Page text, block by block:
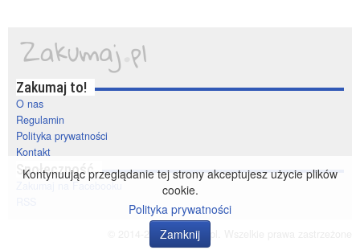
Zakumaj to!
O nas
Regulamin
Polityka prywatności
Kontakt
Społeczność
Zakumaj na Facebooku
© 2014-2020 zakumaj.pl. Wszelkie prawa zastrzeżone
Kontynuując przeglądanie tej strony akceptujesz użycie plików
cookie.
Polityka prywatności
Zamknij